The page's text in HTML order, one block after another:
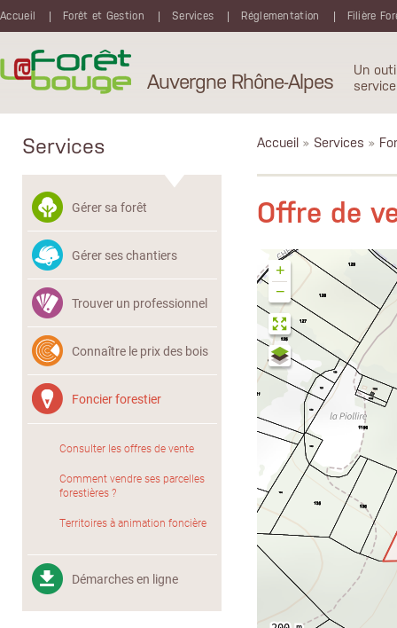
Accueil
Forêt et Gestion Services Réglementation Filière
Auvergne Rhône-Alpes
Un
Services
Gérer sa forêt
Gérer ses chantiers
Trouver un professionnel
Connaître le prix des bois
Foncier forestier
Consulter les offres de vente
Comment vendre ses parcelles
forestières ?
Territoires à animation foncière
Démarches en ligne
Accueil » Services »
Offre de
+
−